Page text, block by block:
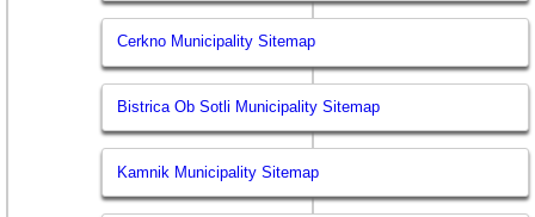
Cerkno Municipality Sitemap
Bistrica Ob Sotli Municipality Sitemap
Kamnik Municipality Sitemap